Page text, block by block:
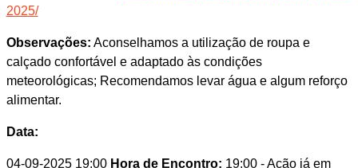
2025/
Observações: Aconselhamos a utilização de roupa e
calçado confortável e adaptado às condições
meteorológicas; Recomendamos levar água e algum reforço
alimentar.
Data:
04-09-2025 19:00 Hora de Encontro: 19:00 - Ação já em